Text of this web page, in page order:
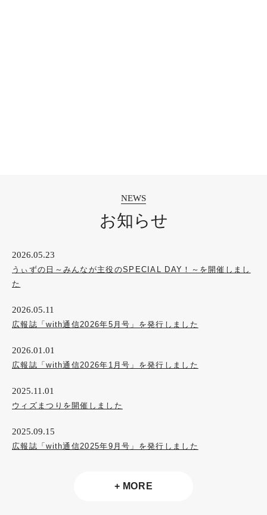
お知らせ
2026.05.23
うぃずの日～みんなが主役のSPECIAL DAY！～を開催しまし
た
2026.05.11
広報誌「with通信2026年5月号」を発行しました
2026.01.01
広報誌「with通信2026年1月号」を発行しました
2025.11.01
ウィズまつりを開催しました
2025.09.15
広報誌「with通信2025年9月号」を発行しました
+ MORE